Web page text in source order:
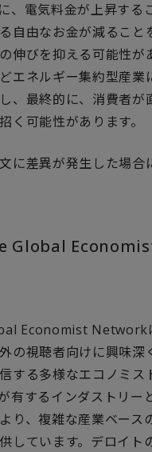
、電気料金が上昇する
自由なお金が減ること
伸びを抑える可能性が
エネルギー集約型産業
、最終的に、消費者が
く可能性があります。
に差異が発生した場合
Global
Economist Network
の視聴者向けに興味深
する多様なエコノミス
有するインダストリー
り、複雑な産業ベース
しています。デロイト